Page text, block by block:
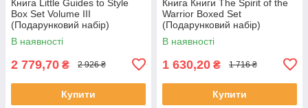
Книга Little Guides to Style
Box Set Volume III
(Подарунковий набір)
В наявності
2 779,70 ₴ 2 926 ₴
Купити
Книга Книги The Spirit of the
Warrior Boxed Set
(Подарунковий набір)
В наявності
1 630,20 ₴ 1 716 ₴
Купити